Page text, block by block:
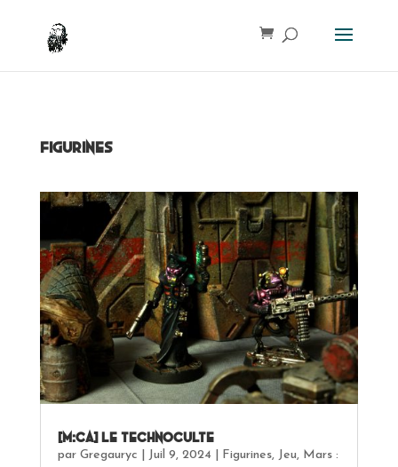
Figurines
[M:CA] Le Technoculte
par Gregauryc Juil 9, 2024| Figurines, Jeu, Mars :